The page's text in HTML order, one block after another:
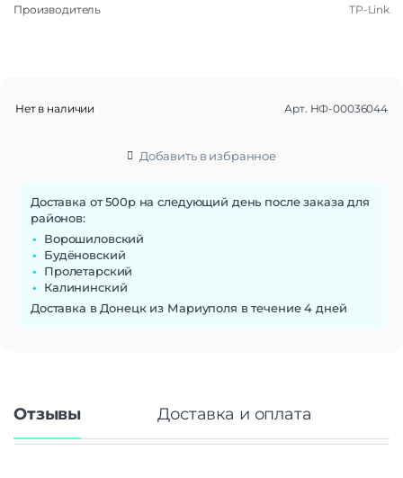
Производитель TP-Link
Нет в наличии Арт. НФ-00036044
Добавить в избранное
Доставка от 500р на следующий день после заказа для
районов:
Ворошиловский
Будёновский
Пролетарский
Калининский
Доставка в Донецк из Мариуполя в течение 4 дней
Отзывы Доставка и оплата